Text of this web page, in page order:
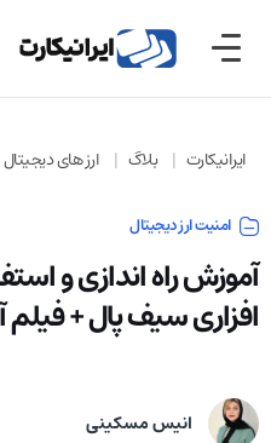
ایرانیکارت بلاگ ارز های دیجیتال
امنیت ارز دیجیتال
آموزش راه‌ اندازی و
افزاری سیف پال +
انیس مسکینی